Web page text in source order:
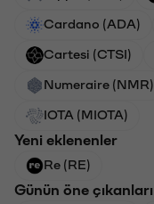
Cardano (ADA)
Cartesi (CTSI)
Numeraire (NMR)
IOTA (MIOTA)
Yeni eklenenler
Re (RE)
Günün öne çıkanları